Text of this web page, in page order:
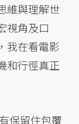
維與理解世
視角及口
我在看電影
和行徑真正
保留住包覆